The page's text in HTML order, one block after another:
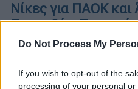
Do Not Process My
If you wish to opt-out of the
processing of your personal
Νίκες για ΠΑΟΚ και
Προμηθέα,
Δύο νίκες και δύο